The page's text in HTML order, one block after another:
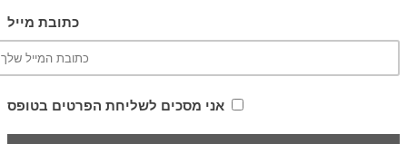
כתובת מייל
אני מסכים לשליחת הפרטים בטופס